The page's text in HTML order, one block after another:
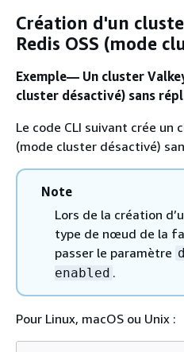
Création d'un
Redis OSS (mode
Exemple— Un cluster
cluster désactivé) sans
Le code CLI suivant crée un
(mode cluster désactivé)
Note
Lors de la création
type de nœud de la
passer le paramètre
enabled .
Pour Linux, macOS ou Unix :